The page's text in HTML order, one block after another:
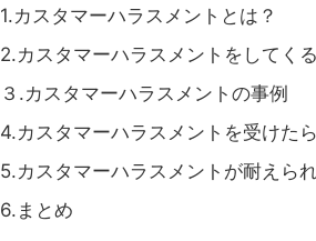
1.カスタマーハラスメントとは？
2.カスタマーハラスメントをしてく
３.カスタマーハラスメントの事例
4.カスタマーハラスメントを受けた
5.カスタマーハラスメントが耐えら
6.まとめ